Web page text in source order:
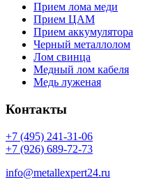
Прием лома меди
Прием ЦАМ
Прием аккумулятора
Черный металлолом
Лом свинца
Медный лом кабеля
Медь луженая
Контакты
+7 (495) 241-31-06
+7 (926) 689-72-73
info@metallexpert24.ru